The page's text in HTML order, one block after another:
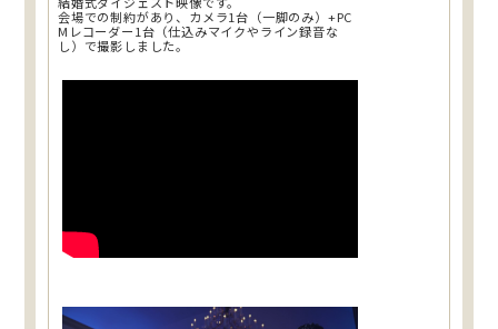
会場での制約があり、カメラ1台（一脚のみ）+PC
Mレコーダー1台（仕込みマイクやライン録音な
し）で撮影しました。